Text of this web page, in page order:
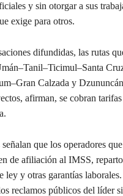
y sin otorgar a sus
exige para otros.
difundidas, las rutas
Calzada y
afirman, se cobran
que los operadores
de afiliación al IMSS,
ley y otras garantías
reclamos públicos del líder